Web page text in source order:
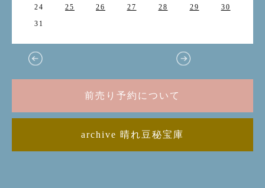
24
25 26 27 28 29
30
31
前売り予約について
archive 晴れ豆秘宝庫